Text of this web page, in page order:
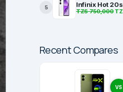
5 Infinix Hot 20s
TZS 750,000
Recent Compares
VS